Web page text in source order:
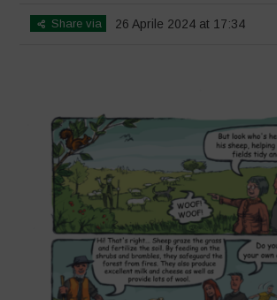
Share via 26 Aprile 2024 at 17:34